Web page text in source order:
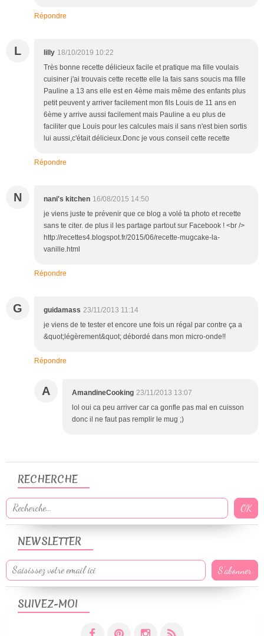
Répondre
L lilly 18/10/2019 10:22
Très bonne recette délicieux facile et pratique ma fille voulais
cuisiner j'ai trouvais cette recette elle la fais sans soucis ma fille
Pauline a 13 ans elle est en 4ème mais même des enfants plus
petit peuvent y arriver facilement mon fils Louis de 11 ans en
6ème y arrive aussi facilement mais Pauline a eu plus de
faciliter que Louis pour les calcules mais il sans n'est bien sortis
lui aussi,c'était délicieux.Donc je vous conseil cette recette
Répondre
N nani's kitchen 16/08/2015 14:50
je viens juste te prévenir que ce blog a volé ta photo et recette
sans te citer. de plus il les partage partout sur Facebook ! <br />
http://recettes4.blogspot.fr/2015/06/recette-mugcake-la-
vanille.html
Répondre
G guidamass 23/11/2013 11:14
je viens de te tester et encore une fois un régal par contre ça a
&quot;légèrement&quot; débordé dans mon micro-onde!!
Répondre
A AmandineCooking 23/11/2013 13:07
lol oui ca peu arriver car ca gonfle pas mal en cuisson
donc il ne faut pas remplir le mug ;)
NEWSLETTER
SUIVEZ-MOI
RECHERCHE